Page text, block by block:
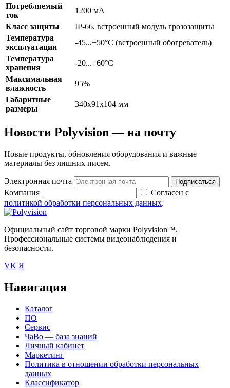
Потребляемый
ток
1200 мА
Класс защиты
IP-66, встроенный модуль грозозащиты
Температура
эксплуатации
-45...+50°С (встроенный обогреватель)
Температура
хранения
-20...+60°С
Максимальная
влажность
95%
Габаритные
размеры
340x91x104 мм
Новости Polyvision — на почту
Новые продукты, обновления оборудования и важные
материалы без лишних писем.
Электронная почта Подписаться
Компания
Согласен с
политикой обработки персональных данных.
Официальный сайт торговой марки Polyvision™.
Профессиональные системы видеонаблюдения и
безопасности.
VK Я
Навигация
Каталог
ПО
Сервис
ЧаВо — база знаний
Личный кабинет
Маркетинг
Политика в отношении обработки персональных
данных
Классификатор